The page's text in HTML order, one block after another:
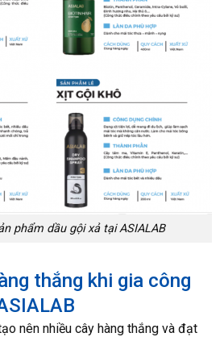
phẩm dầu gội xả tại ASIALAB
thắng khi gia công
nên nhiều cây hàng thắng và đạt